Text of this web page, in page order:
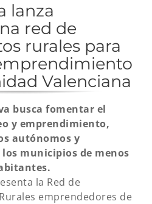
lanza
red de
rurales para
Valenciana
busca fomentar el
y emprendimiento,
autónomos y
municipios de menos
la Red de
emprendedores de